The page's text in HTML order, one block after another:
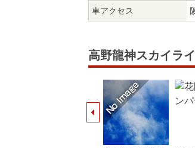
車アクセス
高野龍神スカイラ